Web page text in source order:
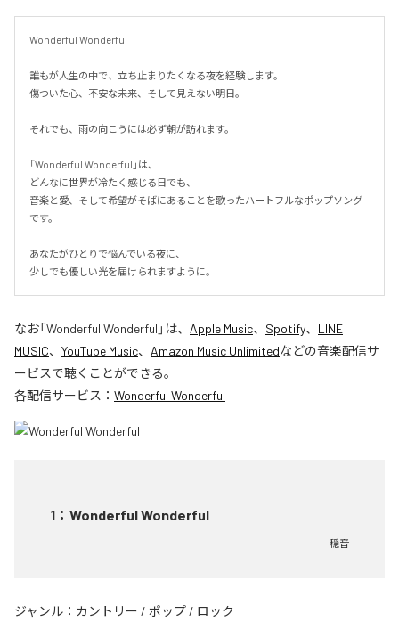
Wonderful Wonderful
誰もが人生の中で、立ち止まりたくなる夜を経験します。
傷ついた心、不安な未来、そして見えない明日。
それでも、雨の向こうには必ず朝が訪れます。
「Wonderful Wonderful」は、
どんなに世界が冷たく感じる日でも、
音楽と愛、そして希望がそばにあることを歌ったハートフルなポップソング
です。
あなたがひとりで悩んでいる夜に、
少しでも優しい光を届けられますように。
なお「Wonderful Wonderful 」は、 Apple Music、 Spotify、 LINE
MUSIC、 YouTube Music、 Amazon Music Unlimitedなどの音楽配信サ
ービスで聴くことができる。
各配信サービス： Wonderful Wonderful
1 ： Wonderful Wonderful
穏音
ジャンル： カントリー / ポップ / ロック